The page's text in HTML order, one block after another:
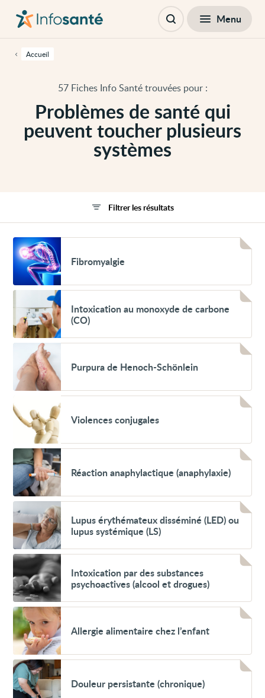
contenu
cette
principaleProblèmes de santé qui
peuvent toucher plusieurs
systèmes
57 Fiches Info Santé trouvées pour :
Accueil
principale
Ouvrir Menu
Voir
Fibromyalgie
Fibromyalgie
Voir
Intoxication
monoxyde
de
carbone
(CO)
Intoxication au monoxyde de carbone
(CO)
Purpura
de
Henoch-
Schönlein
Purpura de Henoch-Schönlein
Violences
conjugales
Violences conjugales
Voir
Réaction
anaphylactique
(anaphylaxie)
Réaction anaphylactique (anaphylaxie)
Voir
Lupus
érythémateux
disséminé
(LED)
ou
lupus
systémique
(LS)
Lupus érythémateux disséminé (LED) ou
lupus systémique (LS)
Voir
Intoxication
par
des
substances
psychoactives
(alcool
drogues)
Intoxication par des substances
psychoactives (alcool et drogues)
Voir
Allergie
alimentaire
chez
l’enfant
Allergie alimentaire chez l’enfant
Voir
Douleur
persistante
(chronique)
Douleur persistante (chronique)
Filtrer les résultats
Filtres Fermer